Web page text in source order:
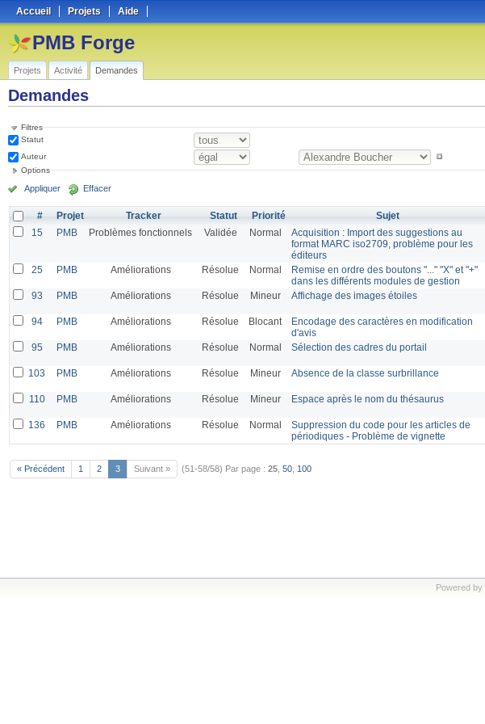
Accueil Projets Aide
PMB Forge
Projets Activité Demandes
Demandes
Filtres
Statut
Auteur
Options
Appliquer Effacer
# Projet Tracker Statut Priorité Sujet
15
PMB Problèmes fonctionnels Validée Normal
Acquisition : Import des suggestions au
format MARC iso2709, problème pour les
éditeurs
25 PMB Améliorations Résolue Normal
Remise en ordre des boutons "..." "X" et "+"
dans les différents modules de gestion
93 PMB Améliorations Résolue Mineur Affichage des images étoiles
94 PMB Améliorations Résolue Blocant
Encodage des caractères en modification
d'avis
95 PMB Améliorations Résolue Normal Sélection des cadres du portail
103 PMB Améliorations Résolue Mineur Absence de la classe surbrillance
110 PMB Améliorations Résolue Mineur Espace après le nom du thésaurus
136 PMB Améliorations Résolue Normal
Suppression du code pour les articles de
périodiques - Problème de vignette
« Précédent 1 2 3 Suivant » (51-58/58) Par page : 25 50 100
Powered by